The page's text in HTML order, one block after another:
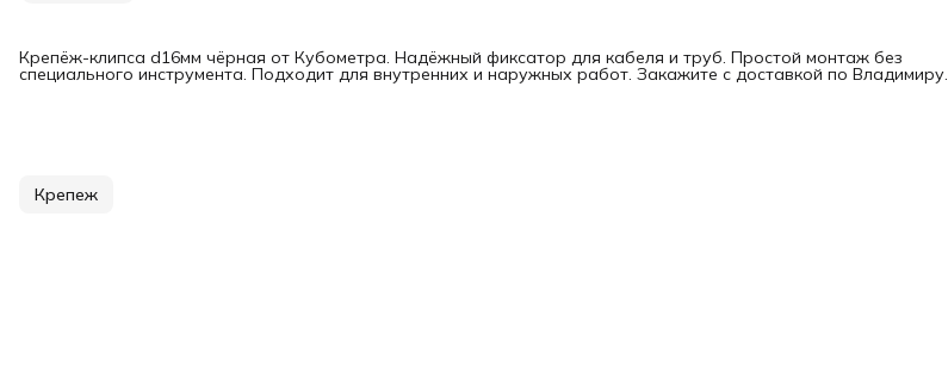
Крепёж-клипса d16мм чёрная от Кубометра. Надёжный фиксатор для кабеля и труб. Простой монтаж без
специального инструмента. Подходит для внутренних и наружных работ. Закажите с доставкой по Владимиру.
Крепеж